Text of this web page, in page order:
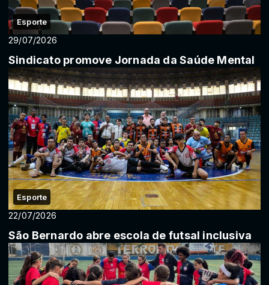
Esporte
29/07/2026
Sindicato promove Jornada da Saúde Mental
Esporte
22/07/2026
São Bernardo abre escola de futsal inclusiva